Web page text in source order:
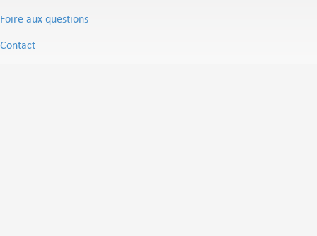
Foire aux questions
Contact